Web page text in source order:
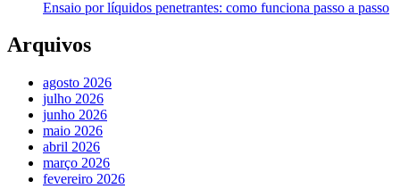
Ensaio por líquidos penetrantes: como funciona passo a passo
Arquivos
agosto 2026
julho 2026
junho 2026
maio 2026
abril 2026
março 2026
fevereiro 2026